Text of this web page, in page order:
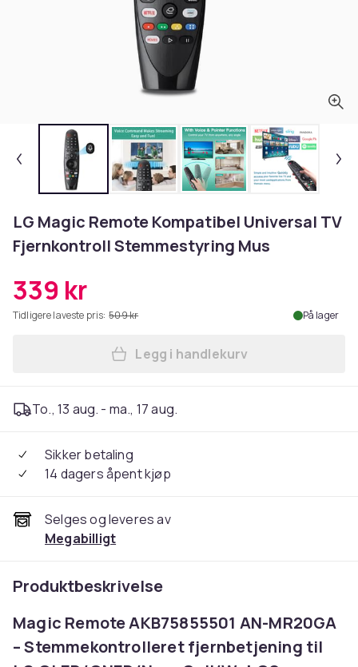
LG Magic Remote Kompatibel Universal TV
Fjernkontroll Stemmestyring Mus
339 kr
Tidligere laveste pris: 509 kr På lager
Legg LG Magic Remote
Legg i handlekurv
To., 13 aug. - ma., 17 aug.
Sikker betaling
14 dagers åpent kjøp
Selges og leveres av
Megabilligt
Produktbeskrivelse
Magic Remote AKB75855501 AN-MR20GA
– Stemmekontrolleret fjernbetjening til